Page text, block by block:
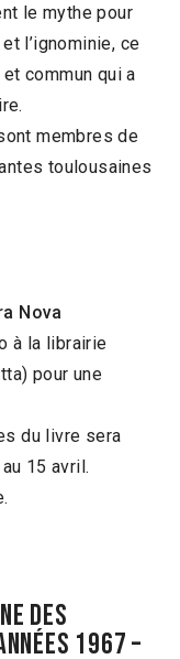
le mythe pour
l’ignominie, ce
commun qui a
membres de
toulousaines
Nova
à la librairie
pour une
du livre sera
15 avril.
des
1967 –